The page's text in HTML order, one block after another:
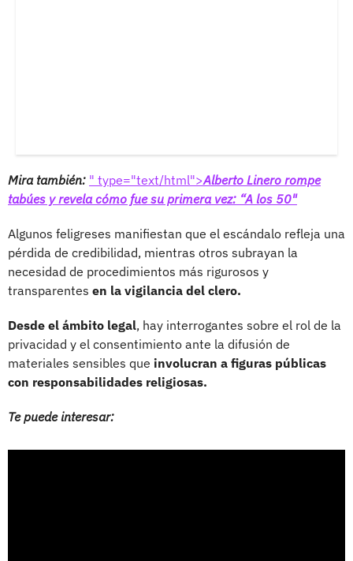
Mira también: " type="text/html">Alberto Linero rompe
tabúes y revela cómo fue su primera vez: “A los 50"
Algunos feligreses manifiestan que el escándalo refleja una
pérdida de credibilidad, mientras otros subrayan la
necesidad de procedimientos más rigurosos y
transparentes en la vigilancia del clero.
Desde el ámbito legal, hay interrogantes sobre el rol de la
privacidad y el consentimiento ante la difusión de
materiales sensibles que involucran a figuras públicas
con responsabilidades religiosas.
Te puede interesar: